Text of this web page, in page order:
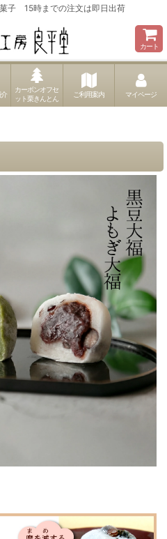
子 15時までの注文は即日出荷
カート
カーボンオフセ
ット栗きんとん
ご利用案内 マイページ